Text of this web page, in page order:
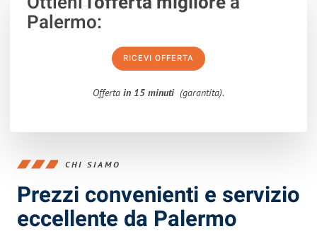
Palermo:
RICEVI OFFERTA
Offerta in 15 minuti (garantita).
CHI SIAMO
Prezzi convenienti e servizio
eccellente da Palermo